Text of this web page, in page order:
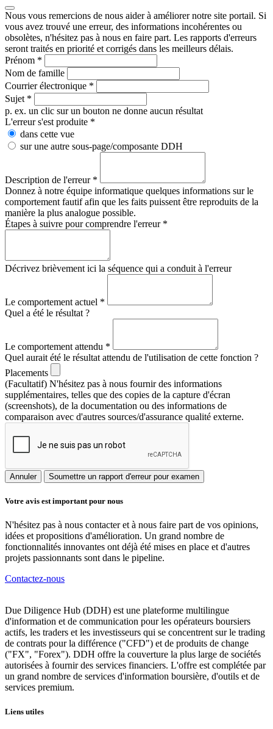
Nous vous remercions de nous aider à améliorer notre site portail. Si
vous avez trouvé une erreur, des informations incohérentes ou
obsolètes, n'hésitez pas à nous en faire part. Les rapports d'erreurs
seront traités en priorité et corrigés dans les meilleurs délais.
Prénom *
Nom de famille
Courrier électronique *
Sujet *
p. ex. un clic sur un bouton ne donne aucun résultat
L'erreur s'est produite *
dans cette vue
sur une autre sous-page/composante DDH
Description de l'erreur *
Donnez à notre équipe informatique quelques informations sur le
comportement fautif afin que les faits puissent être reproduits de la
manière la plus analogue possible.
Étapes à suivre pour comprendre l'erreur *
Décrivez brièvement ici la séquence qui a conduit à l'erreur
Le comportement actuel *
Quel a été le résultat ?
Le comportement attendu *
Quel aurait été le résultat attendu de l'utilisation de cette fonction ?
Placements
(Facultatif) N'hésitez pas à nous fournir des informations
supplémentaires, telles que des copies de la capture d'écran
(screenshots), de la documentation ou des informations de
comparaison avec d'autres sources/d'assurance qualité externe.
Annuler Soumettre un rapport d'erreur pour examen
Votre avis est important pour nous
N'hésitez pas à nous contacter et à nous faire part de vos opinions,
idées et propositions d'amélioration. Un grand nombre de
fonctionnalités innovantes ont déjà été mises en place et d'autres
projets passionnants sont dans le pipeline.
Contactez-nous
Due Diligence Hub (DDH) est une plateforme multilingue
d'information et de communication pour les opérateurs boursiers
actifs, les traders et les investisseurs qui se concentrent sur le trading
de contrats pour la différence ("CFD") et de produits de change
("FX", "Forex"). DDH offre la couverture la plus large de sociétés
autorisées à fournir des services financiers. L'offre est complétée par
un grand nombre de services d'information boursière, d'outils et de
services premium.
Liens utiles